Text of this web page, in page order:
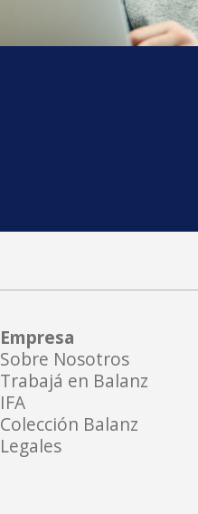
Empresa
Sobre Nosotros
Trabajá en Balanz
IFA
Colección Balanz
Legales